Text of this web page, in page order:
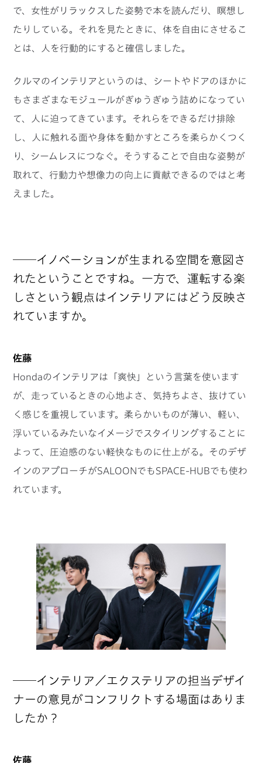
で、女性がリラックスした姿勢で本を読んだり、瞑想し
たりしている。それを見たときに、体を自由にさせるこ
とは、人を行動的にすると確信しました。
クルマのインテリアというのは、シートやドアのほかに
もさまざまなモジュールがぎゅうぎゅう詰めになってい
て、人に迫ってきています。それらをできるだけ排除
し、人に触れる面や身体を動かすところを柔らかくつく
り、シームレスにつなぐ。そうすることで自由な姿勢が
取れて、行動力や想像力の向上に貢献できるのではと考
えました。
──イノベーションが生まれる空間を意図さ
れたということですね。一方で、運転する楽
しさという観点はインテリアにはどう反映さ
れていますか。
佐藤
Hondaのインテリアは「爽快」という言葉を使います
が、走っているときの心地よさ、気持ちよさ、抜けてい
く感じを重視しています。柔らかいものが薄い、軽い、
浮いているみたいなイメージでスタイリングすることに
よって、圧迫感のない軽快なものに仕上がる。そのデザ
インのアプローチがSALOONでもSPACE-HUBでも使わ
れています。
──インテリア／エクステリアの担当デザイ
ナーの意見がコンフリクトする場面はありま
したか？
佐藤